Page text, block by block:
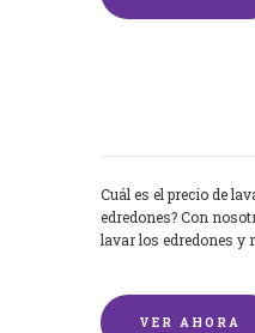
Cuál es el precio de
edredones? Con
lavar los edredones y
VER AHORA